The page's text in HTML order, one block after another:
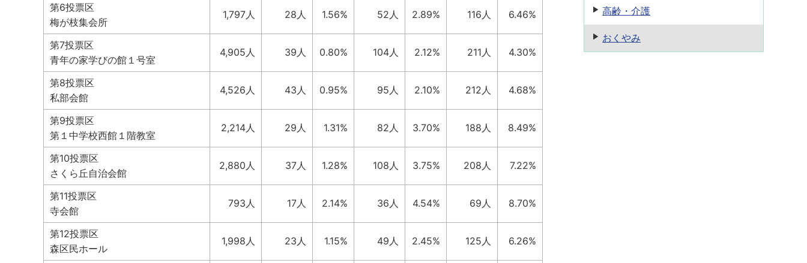
第6投票区
梅が枝集会所
1,797人 28人 1.56% 52人 2.89% 116人 6.46%
第7投票区
青年の家学びの館１号室
4,905人 39人 0.80% 104人 2.12% 211人 4.30%
第8投票区
私部会館
4,526人 43人 0.95% 95人 2.10% 212人 4.68%
第9投票区
第１中学校西館１階教室
2,214人 29人 1.31% 82人 3.70% 188人 8.49%
第10投票区
さくら丘自治会館
2,880人 37人 1.28% 108人 3.75% 208人 7.22%
第11投票区
寺会館
793人 17人 2.14% 36人 4.54% 69人 8.70%
第12投票区
森区民ホール
1,998人 23人 1.15% 49人 2.45% 125人 6.26%
高齢・介護
おくやみ